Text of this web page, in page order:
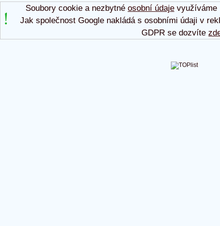
Soubory cookie a nezbytné osobní údajevyužíváme
Jak společnost Google nakládá s osobními údaji v
GDPR se dozvíte